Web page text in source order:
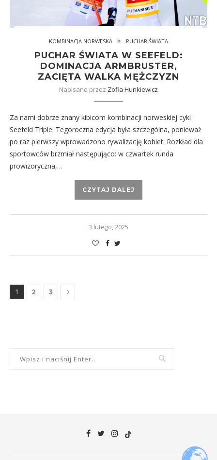
KOMBINACJA NORWESKA PUCHAR ŚWIATA
PUCHAR ŚWIATA W SEEFELD:
DOMINACJA ARMBRUSTER,
ZACIĘTA WALKA MĘŻCZYZN
Napisane przez Zofia Hunkiewicz
Za nami dobrze znany kibicom kombinacji norweskiej cykl
Seefeld Triple. Tegoroczna edycja była szczególna, ponieważ
po raz pierwszy wprowadzono rywalizację kobiet. Rozkład dla
sportowców brzmiał następująco: w czwartek runda
prowizoryczna,…
CZYTAJ DALEJ
3 lutego, 2025
1 2 3